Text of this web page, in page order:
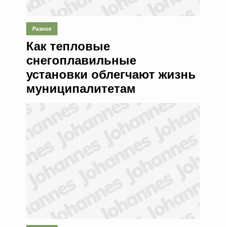
Разное
Как тепловые
снегоплавильные
установки облегчают жизнь
муниципалитетам